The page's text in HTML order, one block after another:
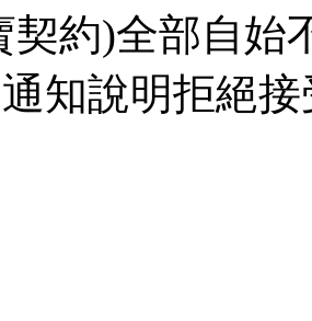
契約)全部自始
知說明拒絕